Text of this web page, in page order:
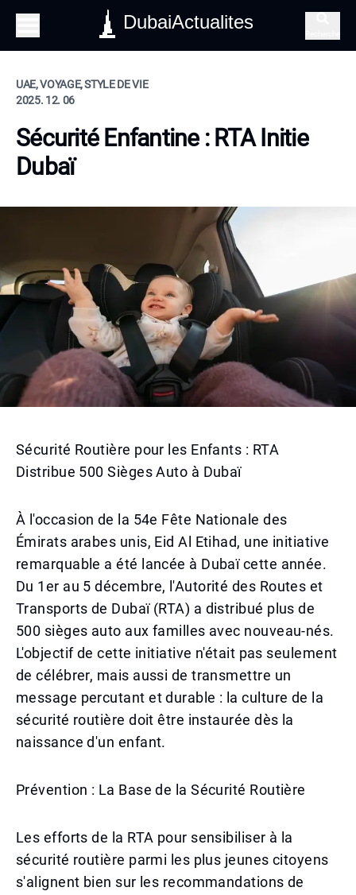
DubaiActualites
UAE, VOYAGE, STYLE DE VIE
2025. 12. 06
Sécurité Enfantine : RTA Initie
Dubaï
Sécurité Routière pour les Enfants : RTA
Distribue 500 Sièges Auto à Dubaï
À l'occasion de la 54e Fête Nationale des
Émirats arabes unis, Eid Al Etihad, une initiative
remarquable a été lancée à Dubaï cette année.
Du 1er au 5 décembre, l'Autorité des Routes et
Transports de Dubaï (RTA) a distribué plus de
500 sièges auto aux familles avec nouveau-nés.
L'objectif de cette initiative n'était pas seulement
de célébrer, mais aussi de transmettre un
message percutant et durable : la culture de la
sécurité routière doit être instaurée dès la
naissance d'un enfant.
Prévention : La Base de la Sécurité Routière
Les efforts de la RTA pour sensibiliser à la
sécurité routière parmi les plus jeunes citoyens
s'alignent bien sur les recommandations de